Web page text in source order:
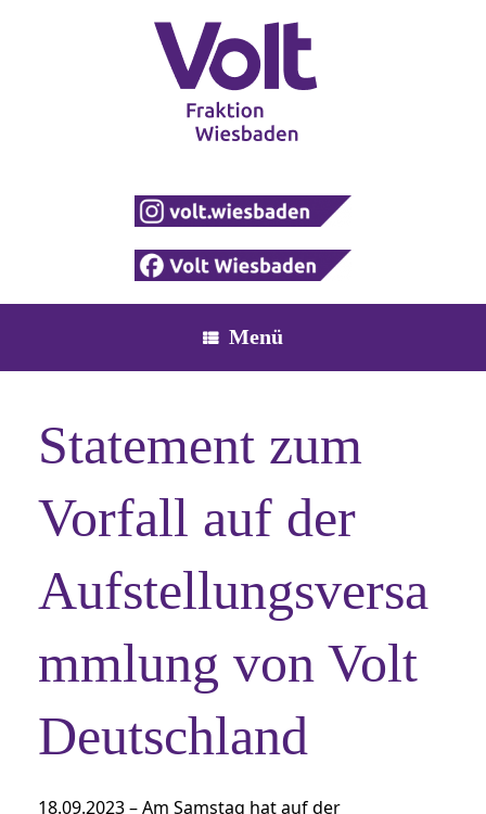
Menü
Statement zum
Vorfall auf der
Aufstellungsversa
mmlung von Volt
Deutschland
18.09.2023 – Am Samstag hat auf der